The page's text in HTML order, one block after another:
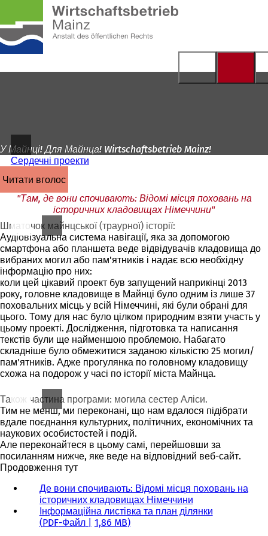
Перейти до змісту
сторінку
У Майнці! Для Майнца! Wirtschaftsbetrieb Mainz!
Сердечні проекти
читати вголос
"Там, де вони спочивають: Відомі місця поховань на
історичних кладовищах Німеччини"
Шматочок майнцської (траурної) історії:
Аудіовізуальна система навігації, яка за допомогою
смартфона або планшета веде відвідувачів кладовища до
вибраних могил або пам'ятників і надає всю необхідну
інформацію про них:
коли цей цікавий проект був запущений наприкінці 2013
року, головне кладовище в Майнці було одним із лише 37
поховальних місць у всій Німеччині, які були обрані для
цього. Тому для нас було цілком природним взяти участь у
цьому проекті. Дослідження, підготовка та написання
текстів були ще найменшою проблемою. Набагато
складніше було обмежитися заданою кількістю 25 могил/
пам'ятників. Адже прогулянка по головному кладовищу
схожа на подорож у часі по історії міста Майнца.
Також частина програми: могила сестер Аліси.
Тим не менш, ми переконані, що нам вдалося підібрати
вдале поєднання культурних, політичних, економічних та
наукових особистостей і подій.
Але переконайтеся в цьому самі, перейшовши за
посиланням нижче, яке веде на відповідний веб-сайт.
Продовження тут
Де вони спочивають: Відомі місця поховань на
історичних кладовищах Німеччини
В
Інформаційна листівка та план ділянки
PDF-Файл 1,86 MB